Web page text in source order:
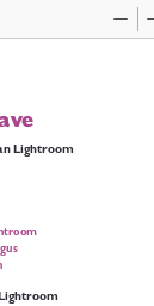
Zoom
Lightroom